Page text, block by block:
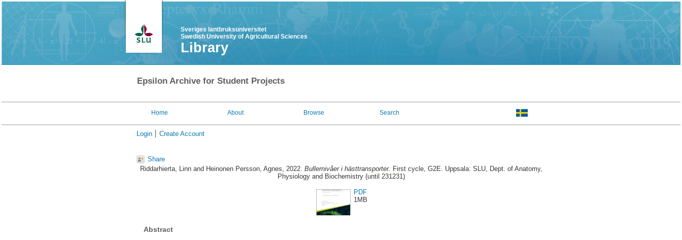
Sveriges lantbruksuniversitet
Swedish University of Agricultural Sciences
Library
Epsilon Archive for Student Projects
Home About Browse Search
Login Create Account
Share
Riddarhierta, Linnand Heinonen Persson, Agnes, 2022. Bullernivåer i hästtransporter. First cycle, G2E. Uppsala: SLU, Dept. of Anatomy,
Physiology and Biochemistry (until 231231)
PDF
1MB
Abstract